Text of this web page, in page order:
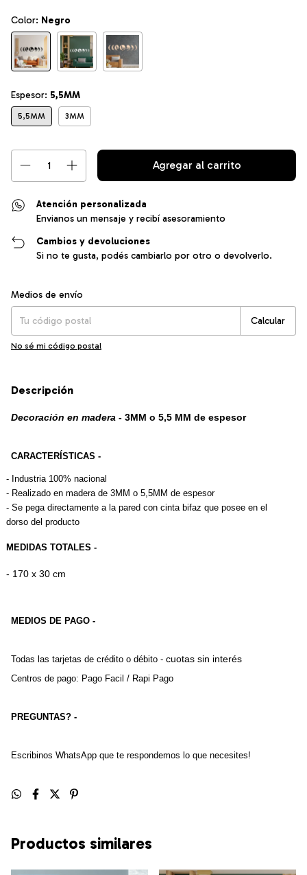
Color: Negro
Espesor: 5,5MM
5,5MM 3MM
Atención personalizada
Envianos un mensaje y recibí asesoramiento
Cambios y devoluciones
Si no te gusta, podés cambiarlo por otro o devolverlo.
Entregas para el CP:
Medios de envío
Calcular
No sé mi código postal
Descripción
Decoración en madera - 3MM o 5,5 MM de espesor
CARACTERÍSTICAS -
- Industria 100% nacional
- Realizado en madera de 3MM o 5,5MM de espesor
- Se pega directamente a la pared con cinta bifaz que posee en el
dorso del producto
MEDIDAS TOTALES -
- 170 x 30 cm
MEDIOS DE PAGO -
Todas las tarjetas de crédito o débito - cuotas sin interés
Centros de pago: Pago Facil / Rapi Pago
PREGUNTAS? -
Escribinos WhatsApp que te respondemos lo que necesites!
Productos similares